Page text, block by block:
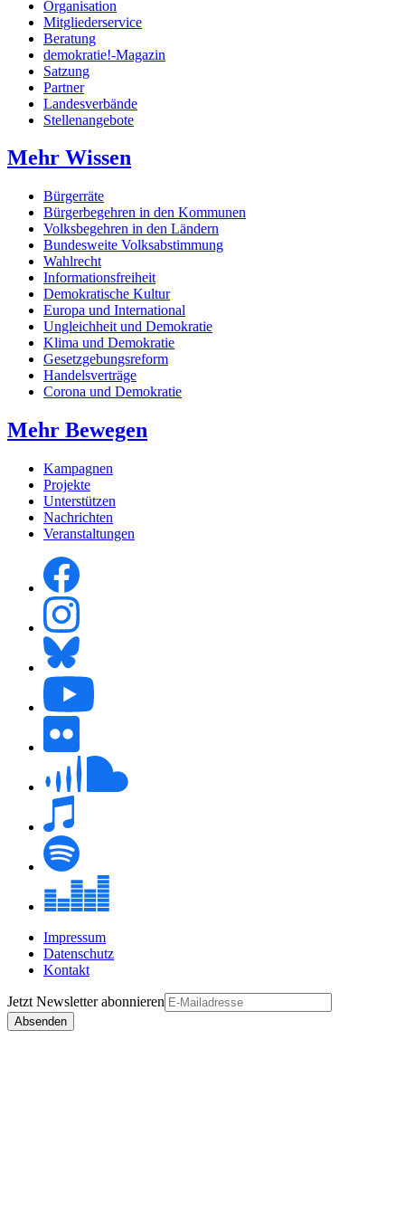
Organisation
Mitgliederservice
Beratung
demokratie!-Magazin
Satzung
Partner
Landesverbände
Stellenangebote
Mehr Wissen
Bürgerräte
Bürgerbegehren in den Kommunen
Volksbegehren in den Ländern
Bundesweite Volksabstimmung
Wahlrecht
Informationsfreiheit
Demokratische Kultur
Europa und International
Ungleichheit und Demokratie
Klima und Demokratie
Gesetzgebungsreform
Handelsverträge
Corona und Demokratie
Mehr Bewegen
Kampagnen
Projekte
Unterstützen
Nachrichten
Veranstaltungen
Impressum
Datenschutz
Kontakt
Jetzt Newsletterabonnieren
Absenden